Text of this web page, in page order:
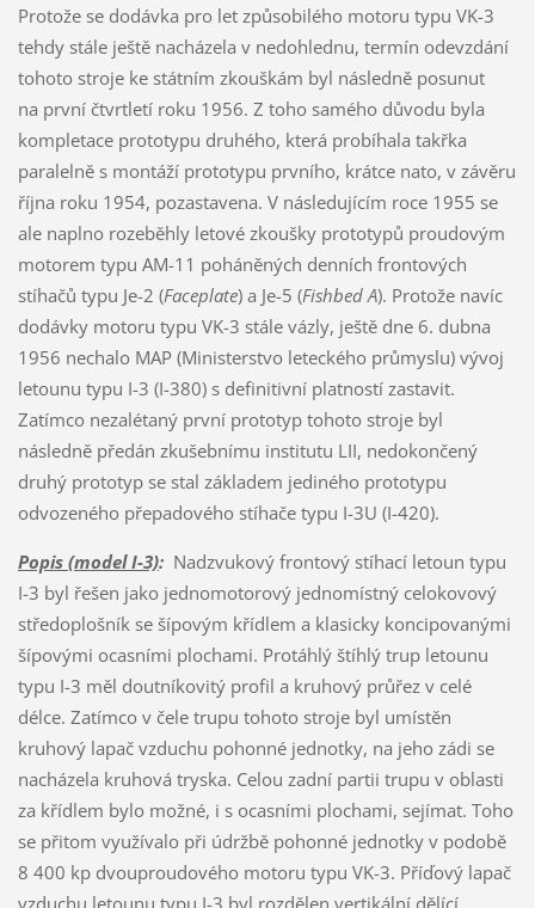
Protože se dodávka pro let způsobilého motoru typu VK-3
tehdy stále ještě nacházela v nedohlednu, termín odevzdání
tohoto stroje ke státním zkouškám byl následně posunut
na první čtvrtletí roku 1956. Z toho samého důvodu byla
kompletace prototypu druhého, která probíhala takřka
paralelně s montáží prototypu prvního, krátce nato, v závěru
října roku 1954, pozastavena. V následujícím roce 1955 se
ale naplno rozeběhly letové zkoušky prototypů proudovým
motorem typu AM-11 poháněných denních frontových
stíhačů typu Je-2 (Faceplate) a Je-5 (Fishbed A). Protože navíc
dodávky motoru typu VK-3 stále vázly, ještě dne 6. dubna
1956 nechalo MAP (Ministerstvo leteckého průmyslu) vývoj
letounu typu I-3 (I-380) s definitivní platností zastavit.
Zatímco nezalétaný první prototyp tohoto stroje byl
následně předán zkušebnímu institutu LII, nedokončený
druhý prototyp se stal základem jediného prototypu
odvozeného přepadového stíhače typu I-3U (I-420).
Popis (model I-3):Nadzvukový frontový stíhací letoun typu
I-3 byl řešen jako jednomotorový jednomístný celokovový
středoplošník se šípovým křídlem a klasicky koncipovanými
šípovými ocasními plochami. Protáhlý štíhlý trup letounu
typu I-3 měl doutníkovitý profil a kruhový průřez v celé
délce. Zatímco v čele trupu tohoto stroje byl umístěn
kruhový lapač vzduchu pohonné jednotky, na jeho zádi se
nacházela kruhová tryska. Celou zadní partii trupu v oblasti
za křídlem bylo možné, i s ocasními plochami, sejímat. Toho
se přitom využívalo při údržbě pohonné jednotky v podobě
8 400 kp dvouproudového motoru typu VK-3. Příďový lapač
vzduchu letounu typu I-3 byl rozdělen vertikální dělící